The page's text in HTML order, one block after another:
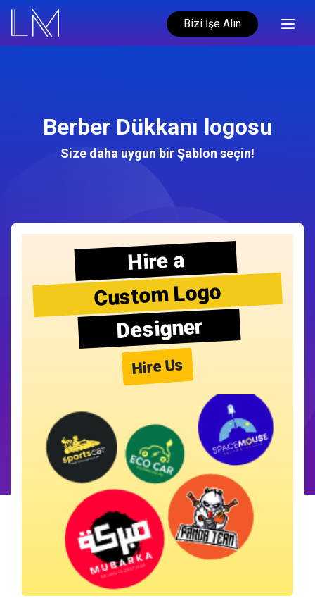
Bizi İşe Alın
Berber Dükkanı logosu
Size daha uygun bir Şablon seçin!
Hire a
Custom Logo
Designer
Hire Us